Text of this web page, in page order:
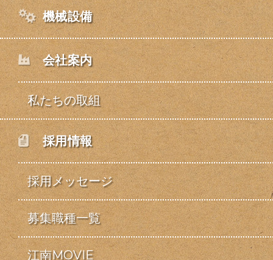
機械設備
会社案内
私たちの取組
採用情報
採用メッセージ
募集職種一覧
江南MOVIE